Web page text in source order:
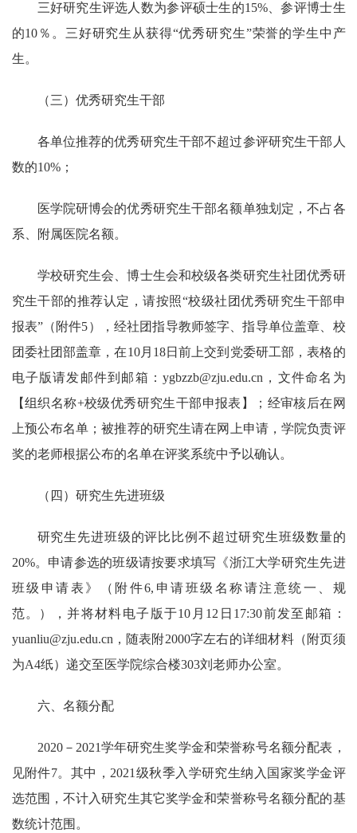
三好研究生评选人数为参评硕士生的15%、参评博士生
的10 ％。三好研究生从获得“优秀研究生”荣誉的学生中产
生。
（三）优秀研究生干部
各单位推荐的优秀研究生干部不超过参评研究生干部人
数的10%；
医学院研博会的优秀研究生干部名额单独划定，不占各
系、附属医院名额。
学校研究生会、博士生会和校级各类研究生社团优秀研
究生干部的推荐认定，请按照“校级社团优秀研究生干部申
报表”（附件5），经社团指导教师签字、指导单位盖章、校
团委社团部盖章，在10月 18日前上交到党委研工部，表格的
电子版请发邮件到邮箱：ygbzzb@zju.edu.cn ，文件命名为
【组织名称+校级优秀研究生干部申报表】；经审核后在网
上预公布名单；被推荐的研究生请在网上申请，学院负责评
奖的老师根据公布的名单在评奖系统中予以确认。
（四）研究生先进班级
研究生先进班级的评比比例不超过研究生班级数量的
20%。申请参选的班级请按要求填写《浙江大学研究生先进
班级申请表》（附件6, 申请班级名称请注意统一、规
范。），并将材料电子版于10 月 12 日 17:30前发至邮箱：
yuanliu@zju.edu.cn ，随表附2000字左右的详细材料（附页须
为A4纸）递交至医学院综合楼303刘老师办公室。
六、名额分配
2020－ 2021学年研究生奖学金和荣誉称号名额分配表，
见附件7。其中， 2021 级秋季入学研究生纳入国家奖学金评
选范围，不计入研究生其它奖学金和荣誉称号名额分配的基
数统计范围。